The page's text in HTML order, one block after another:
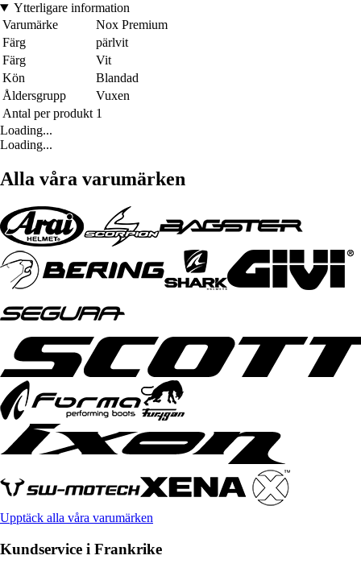
Ytterligare information
Varumärke
Nox Premium
Färg
pärlvit
Färg
Vit
Kön
Blandad
Åldersgrupp
Vuxen
Antal per produkt 1
Loading...
Loading...
Alla våra varumärken
Upptäck alla våra varumärken
Kundservice i Frankrike